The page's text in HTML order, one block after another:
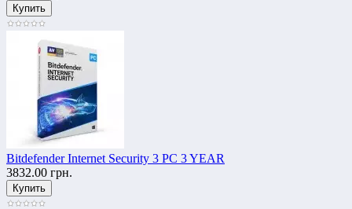
Bitdefender Internet Security 3 PC 3 YEAR
3832.00 грн.